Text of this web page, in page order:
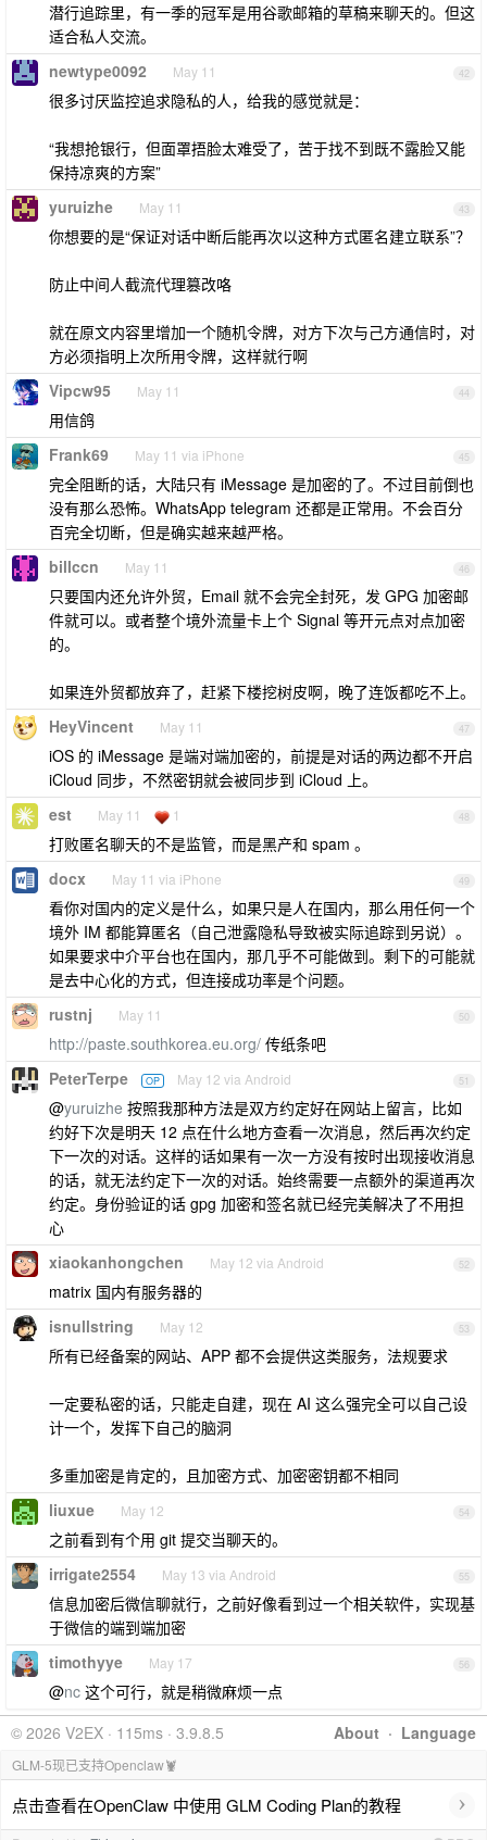
潜行追踪里，有一季的冠军是用谷歌邮箱的草稿来聊天的。但这
适合私人交流。
42
newtype0092 May 11
很多讨厌监控追求隐私的人，给我的感觉就是：
“我想抢银行，但面罩捂脸太难受了，苦于找不到既不露脸又能
保持凉爽的方案”
43
yuruizhe May 11
你想要的是“保证对话中断后能再次以这种方式匿名建立联系”？
防止中间人截流代理篡改咯
就在原文内容里增加一个随机令牌，对方下次与己方通信时，对
方必须指明上次所用令牌，这样就行啊
44
Vipcw95 May 11
用信鸽
45
Frank69 May 11 via iPhone
完全阻断的话，大陆只有 iMessage 是加密的了。不过目前倒也
没有那么恐怖。WhatsApp telegram 还都是正常用。不会百分
百完全切断，但是确实越来越严格。
46
billccn May 11
只要国内还允许外贸，Email 就不会完全封死，发 GPG 加密邮
件就可以。或者整个境外流量卡上个 Signal 等开元点对点加密
的。
如果连外贸都放弃了，赶紧下楼挖树皮啊，晚了连饭都吃不上。
47
HeyVincent May 11
iOS 的 iMessage 是端对端加密的，前提是对话的两边都不开启
iCloud 同步，不然密钥就会被同步到 iCloud 上。
48
est May 11 1
打败匿名聊天的不是监管，而是黑产和 spam 。
49
docx May 11 via iPhone
看你对国内的定义是什么，如果只是人在国内，那么用任何一个
境外 IM 都能算匿名（自己泄露隐私导致被实际追踪到另说）。
如果要求中介平台也在国内，那几乎不可能做到。剩下的可能就
是去中心化的方式，但连接成功率是个问题。
50
rustnj May 11
http://paste.southkorea.eu.org/ 传纸条吧
51
PeterTerpe OP May 12 via Android
@yuruizhe 按照我那种方法是双方约定好在网站上留言，比如
约好下次是明天 12 点在什么地方查看一次消息，然后再次约定
下一次的对话。这样的话如果有一次一方没有按时出现接收消息
的话，就无法约定下一次的对话。始终需要一点额外的渠道再次
约定。身份验证的话 gpg 加密和签名就已经完美解决了不用担
心
52
xiaokanhongchen May 12 via Android
matrix 国内有服务器的
53
isnullstring May 12
所有已经备案的网站、APP 都不会提供这类服务，法规要求
一定要私密的话，只能走自建，现在 AI 这么强完全可以自己设
计一个，发挥下自己的脑洞
多重加密是肯定的，且加密方式、加密密钥都不相同
54
liuxue May 12
之前看到有个用 git 提交当聊天的。
55
irrigate2554 May 13 via Android
信息加密后微信聊就行，之前好像看到过一个相关软件，实现基
于微信的端到端加密
56
timothyye May 17
@nc 这个可行，就是稍微麻烦一点
About · Language
© 2026 V2EX · 115ms · 3.9.8.5
GLM-5现已支持Openclaw🦞
点击查看在OpenClaw 中使用 GLM Coding Plan的教程 ›